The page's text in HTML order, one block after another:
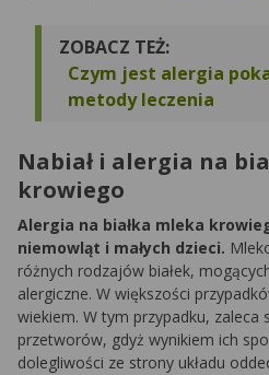
ZOBACZ TEŻ:
Czym jest alergia
metody leczenia
Nabiał i alergia na
krowiego
Alergia na białka mleka
niemowląt i małych dzieci.
różnych rodzajów białek,
alergiczne. W większości
wiekiem. W tym przypadku, zaleca
przetworów, gdyż wynikiem ich
dolegliwości ze strony układu